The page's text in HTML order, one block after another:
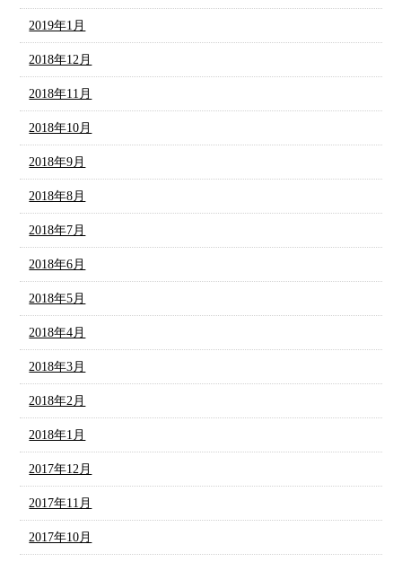
2019年1月
2018年12月
2018年11月
2018年10月
2018年9月
2018年8月
2018年7月
2018年6月
2018年5月
2018年4月
2018年3月
2018年2月
2018年1月
2017年12月
2017年11月
2017年10月